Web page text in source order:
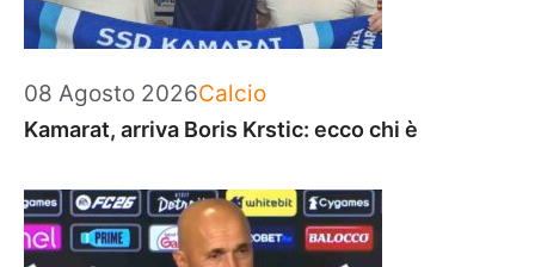
08 Agosto 2026Categorie
Calcio
Kamarat, arriva Boris Krstic: ecco chi è